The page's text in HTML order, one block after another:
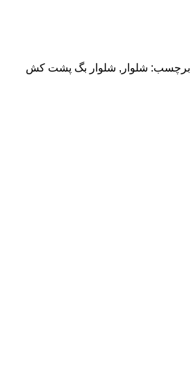
برچسب: شلوار , شلوار بگ پشت کش